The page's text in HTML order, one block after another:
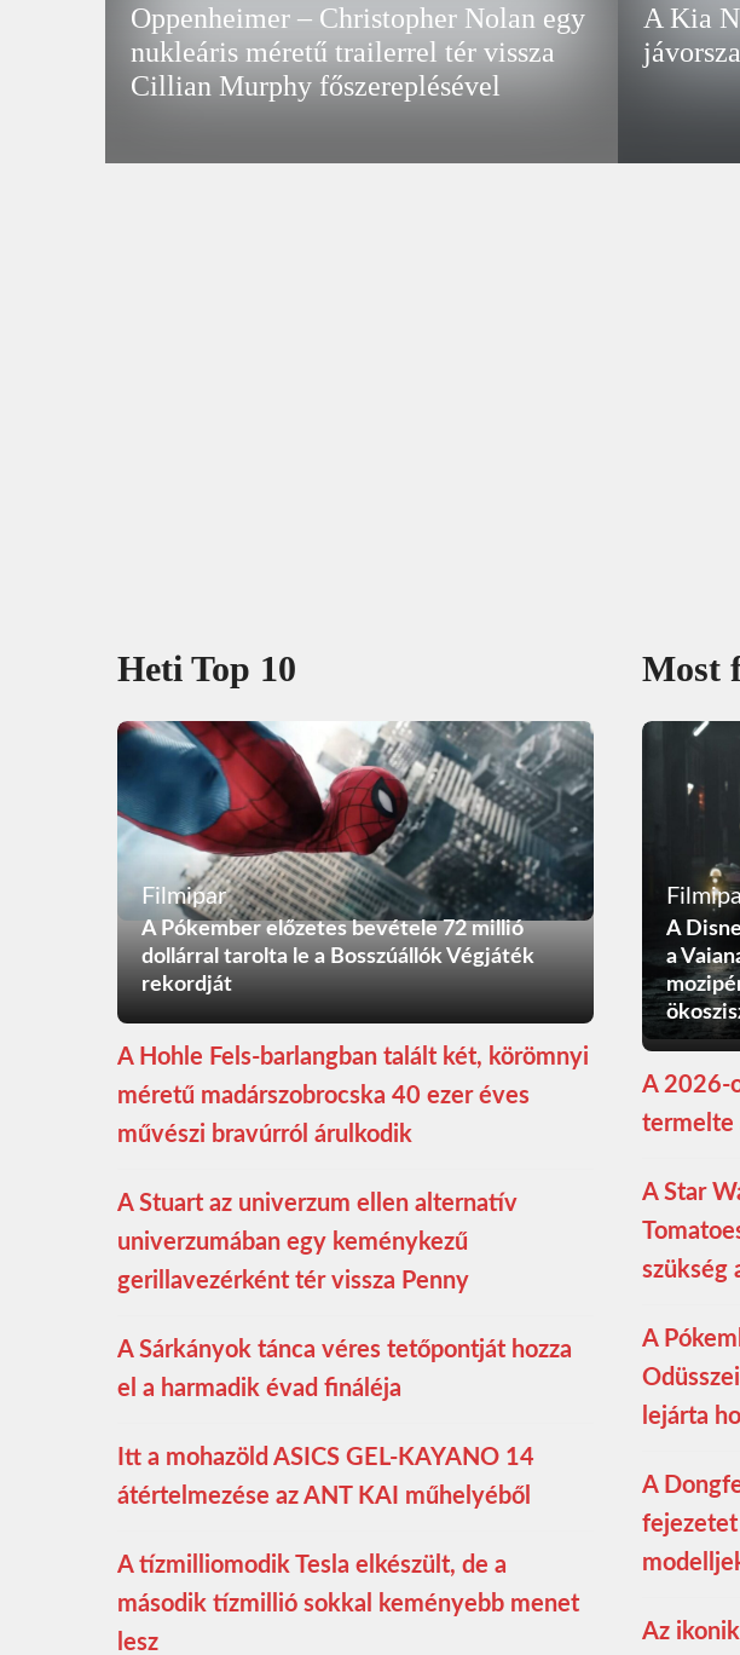
Oppenheimer – Christopher Nolan egy
nukleáris méretű trailerrel tér vissza
Cillian Murphy főszereplésével
A Kia
Heti Top 10
Filmipar
A Pókember előzetes bevétele 72 millió
dollárral tarolta le a Bosszúállók Végjáték
rekordját
A Hohle Fels-barlangban talált két, körömnyi
méretű madárszobrocska 40 ezer éves
művészi bravúrról árulkodik
A Stuart az univerzum ellen alternatív
univerzumában egy keménykezű
gerillavezérként tér vissza Penny
A Sárkányok tánca véres tetőpontját hozza
el a harmadik évad fináléja
Itt a mohazöld ASICS GEL-KAYANO 14
átértelmezése az ANT KAI műhelyéből
A tízmilliomodik Tesla elkészült, de a
második tízmillió sokkal keményebb menet
lesz
Most
A
a
A 2026-
termelte
A Star
szükség
A
lejárta
A
fejezetet
Az